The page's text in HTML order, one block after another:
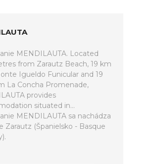
MENDILAUTA. Located
from Zarautz Beach, 19 km
Igueldo Funicular and 19
La Concha Promenade,
provides
situated in...
MENDILAUTA sa nachádza
Zarautz (Španielsko - Basque